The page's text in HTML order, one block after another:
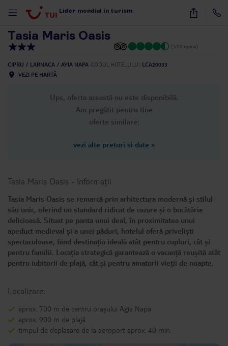
Lider mondial în turism 20
Tasia Maris Oasis
(523 opinii)
CIPRU LARNACA AYIA NAPA CODUL HOTELULUI LCA20033
VEZI PE HARTĂ
Ups, oferta această nu este disponibilă.
Am pregătit pentru tine
oferte similare:
vezi alte prețuri și date »
Tasia Maris Oasis - Informații
Tasia Maris Oasis se remarcă prin arhitectura modernă și stilul
său unic, oferind un standard ridicat de cazare și o bucătărie
delicioasă. Situat pe panta unui deal, în proximitatea unui
apeduct medieval și a unei păduri, hotelul oferă priveliști
spectaculoase, fiind destinația ideală atât pentru cupluri, cât și
pentru familii. Locația strategică garantează o vacanță reușită atât
pentru iubitorii de plajă, cât și pentru amatorii vieții de noapte.
Localizare:
aprox. 700 m de centru orașului Agia Napa
aprox. 900 m de plajă
timpul de deplasare de la aeroport aprox. 40 min.